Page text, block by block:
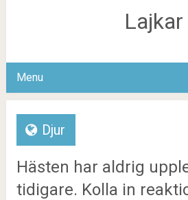
Lajkar
Menu
Djur
Hästen har aldrig
tidigare. Kolla in